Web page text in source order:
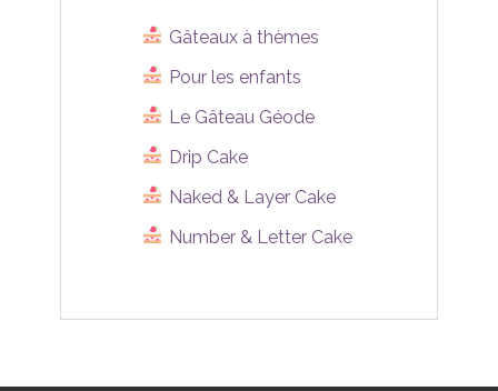
Gâteaux à thèmes
Pour les enfants
Le Gâteau Géode
Drip Cake
Naked & Layer Cake
Number & Letter Cake